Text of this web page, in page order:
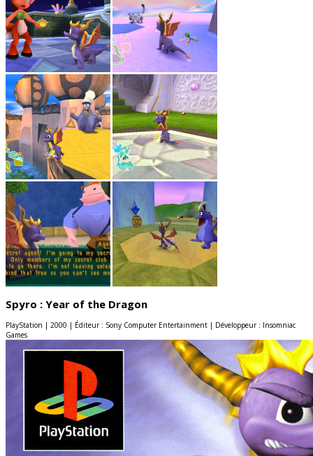
Spyro : Year of the Dragon
PlayStation | 2000 | Éditeur : Sony Computer Entertainment | Développeur : Insomniac
Games